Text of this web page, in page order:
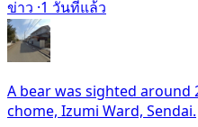
ข่าว ·1 วันที่แล้ว
A bear was sighted around
chome, Izumi Ward, Sendai.